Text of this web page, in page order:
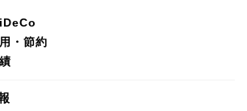
・節約